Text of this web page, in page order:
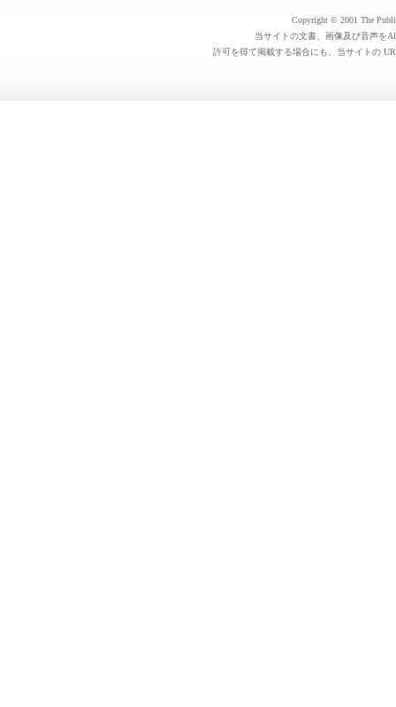
Copyright © 2001 The
当サイトの文書、画像及び音声を
許可を得て掲載する場合にも、当サイトの